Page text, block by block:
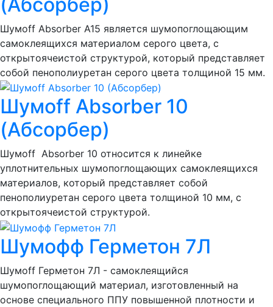
Шумоff Absorber А15 является шумопоглощающим
самоклеящихся материалом серого цвета, с
открытоячеистой структурой, который представляет
собой пенополиуретан серого цвета толщиной 15 мм.
Шумoff Absorber 10
(Абсорбер)
Шумоff Absorber 10 относится к линейке
уплотнительных шумопоглощающих самоклеящихся
материалов, который представляет собой
пенополиуретан серого цвета толщиной 10 мм, с
открытоячеистой структурой.
Шумофф Герметон 7Л
Шумоff Герметон 7Л - самоклеящийся
шумопоглощающий материал, изготовленный на
основе специального ППУ повышенной плотности и